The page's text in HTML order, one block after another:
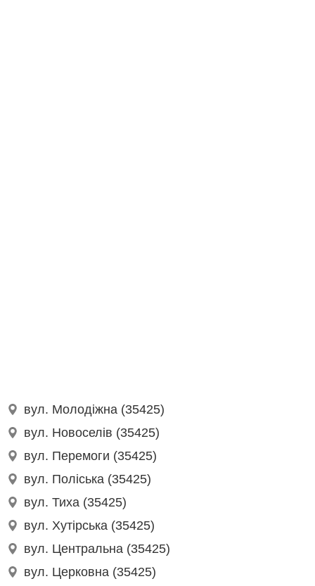
вул. Молодіжна (35425)
вул. Новоселів (35425)
вул. Перемоги (35425)
вул. Поліська (35425)
вул. Тиха (35425)
вул. Хутірська (35425)
вул. Центральна (35425)
вул. Церковна (35425)